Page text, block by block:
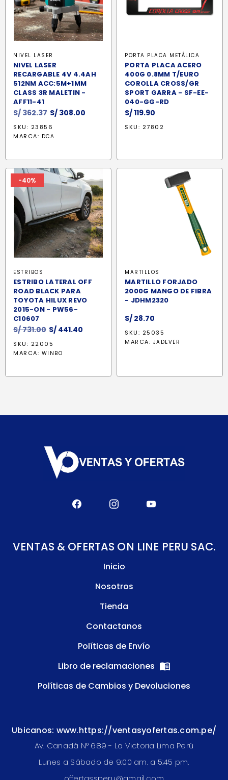
NIVEL LASER
NIVEL LASER
RECARGABLE 4V 4.4AH
512NM ACC:5M+1MM
CLASS 3R MALETIN -
AFF11-41
S/362.37 El
precio
original
S/ 308.00
SKU: 23856
MARCA: DCA
PORTA PLACA METÁLICA
PORTA PLACA ACERO
400G 0.8MM T/EURO
COROLLA CROSS/GR
SPORT GARRA - SF-EE-
040-GG-RD
S/119.90
SKU: 27802
-40%
ESTRIBOS
ESTRIBO LATERAL OFF
ROAD BLACK PARA
TOYOTA HILUX REVO
2015-ON - PW56-
C10607
S/731.00 El
precio
original
S/ 441.40
SKU: 22005
MARCA: WINBO
MARTILLOS
MARTILLO FORJADO
2000G MANGO DE FIBRA
- JDHM2320
S/ 28.70
SKU: 25035
MARCA: JADEVER
VENTAS & OFERTAS ON LINE PERU SAC.
Inicio
Nosotros
Tienda
Contactanos
Políticas de Envío
Libro de reclamaciones
Políticas de Cambios y Devoluciones
Ubicanos: www.https://ventasyofertas.com.pe/
Av. Canadá N° 689 - La Victoria Lima Perú
Lunes a Sábado de 9:00 am. a 5:45 pm.